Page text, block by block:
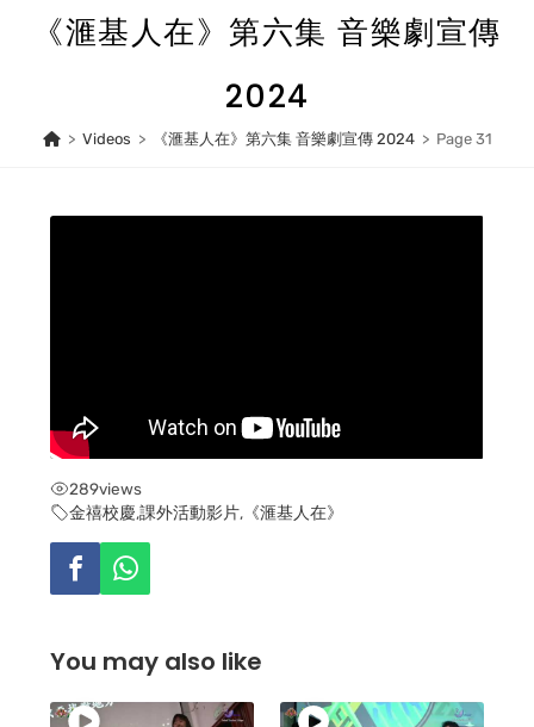
《滙基人在》第六集 音樂劇宣傳
2024
> Videos > 《滙基人在》第六集 音樂劇宣傳 2024 > Page 31
289views
金禧校慶,課外活動影片, 《滙基人在》
You may also like